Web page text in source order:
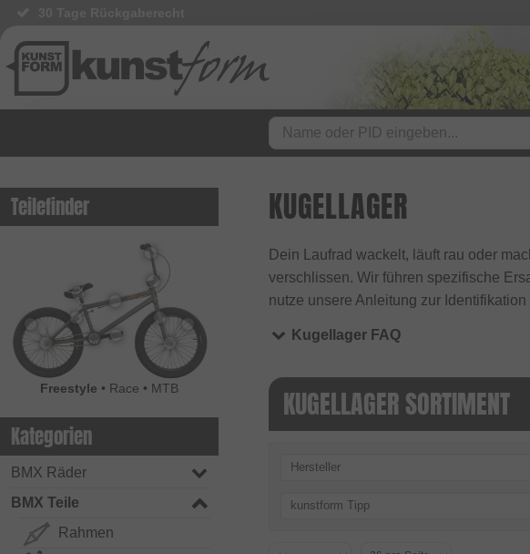
Teilefinder
Freestyle • Race • MTB
Kategorien
BMX Räder
BMX Teile
Rahmen
KUGELLAGER
Dein Laufrad wackelt, läuft rau oder
verschlissen. Wir führen spezifische
nutze unsere Anleitung zur
Kugellager FAQ
KUGELLAGER SORTIMENT
Hersteller
kunstform Tipp